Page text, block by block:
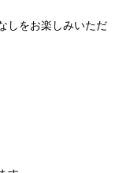
しをお楽しみいただ